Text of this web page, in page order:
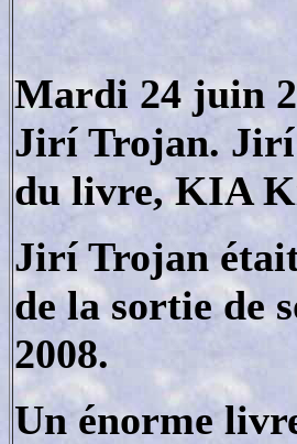
Mardi 24 juin
Jirí Trojan. Jirí
du livre, KIA
Jirí Trojan était
de la sortie de
2008.
Un énorme